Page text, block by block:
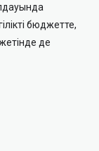
бюджетте,
де